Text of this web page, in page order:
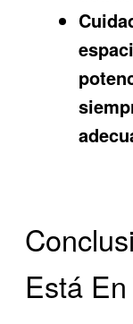
Está